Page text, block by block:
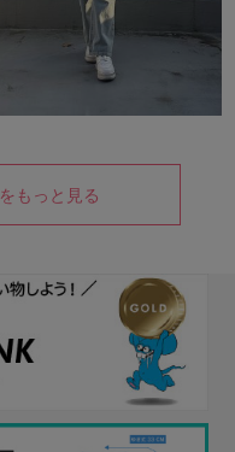
もっと見る